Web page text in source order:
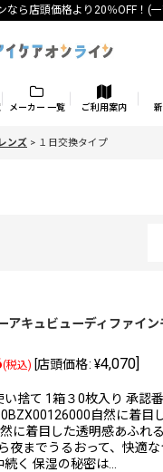
なら店頭価格より20％OFF！(
メーカー 一覧 ご利用案内
ンズ > １日交換タイプ
絞り込む
アキュビューディファイ
(税込) [店頭価格: ¥4,070]
い捨て 1箱３0枚入り 承認
自然に着目
に着目した透明感あふれる
夜までうるおって、快適
続く 保湿の秘密は…